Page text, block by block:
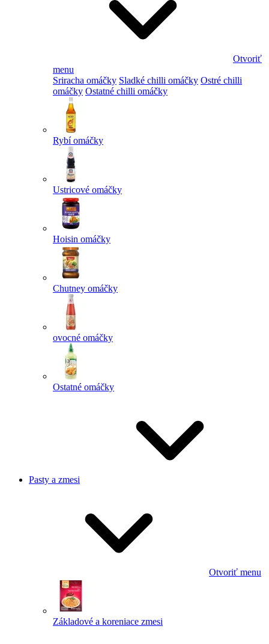
Otvoriť
menu
Sriracha omáčky Sladké chilli omáčky Ostré chilli
omáčky Ostatné chilli omáčky
Rybí omáčky
Ustricové omáčky
Hoisin omáčky
Chutney omáčky
ovocné omáčky
Ostatné omáčky
Pasty a zmesi
Otvoriť menu
Základové a koreniace zmesi